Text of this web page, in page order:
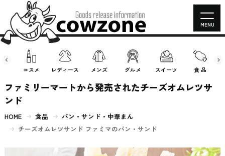
コスメ レディース メンズ グルメ スイーツ 食 品
MENU
ファミリーマートから発売されたチーズオムレツサ
ンド
HOME 食品
パン・サンド・中華まん
チーズオムレツサンド ファミマのパン・サンド